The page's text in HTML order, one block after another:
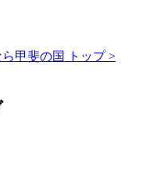
甲斐の国 トップ >